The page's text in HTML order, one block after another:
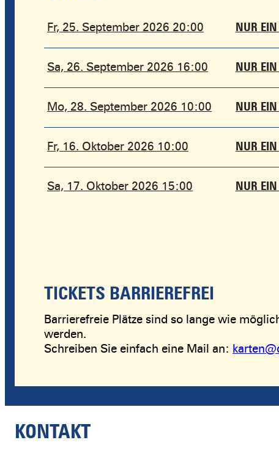
NUR
Fr, 25. September 2026 20:00
NUR
Sa, 26. September 2026 16:00
NUR
Mo, 28. September 2026 10:00
NUR
Fr, 16. Oktober 2026 10:00
NUR
Sa, 17. Oktober 2026 15:00
TICKETS BARRIEREFREI
Barrierefreie Plätze sind so lange wie
werden.
Schreiben Sie einfach eine Mail an:
KONTAKT